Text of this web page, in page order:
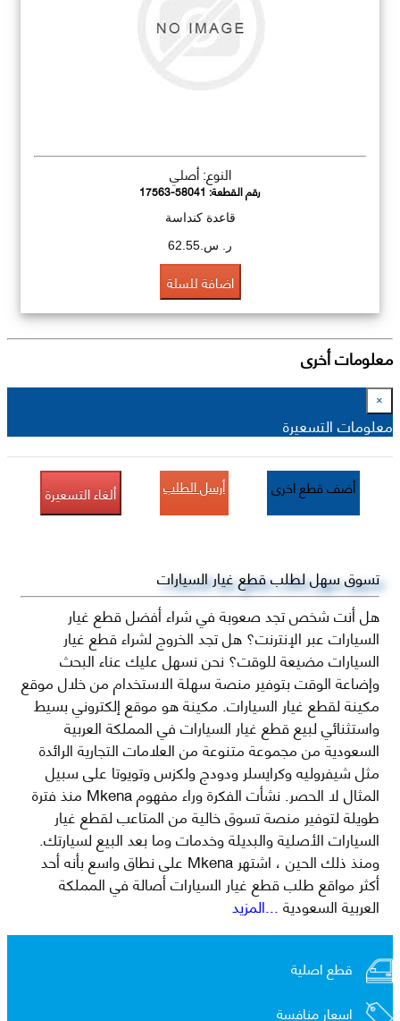
النوع: أصلي
رقم القطعة:17563-58041
قاعدة كنداسة
ر. س.62.55
اضافة للسلة
معلومات أخرى
×
معلومات التسعيرة
أضف قطع اخرى أرسل الطلب ألغاء التسعيرة
تسوق سهل لطلب قطع غيار السيارات
هل أنت شخص تجد صعوبة في شراء أفضل قطع غيار
السيارات عبر الإنترنت؟ هل تجد الخروج لشراء قطع غيار
السيارات مضيعة للوقت؟ نحن نسهل عليك عناء البحث
وإضاعة الوقت بتوفير منصة سهلة الاستخدام من خلال موقع
مكينة لقطع غيار السيارات. مكينة هو موقع إلكتروني بسيط
واستثنائي لبيع قطع غيار السيارات في المملكة العربية
السعودية من مجموعة متنوعة من العلامات التجارية الرائدة
مثل شيفروليه وكرايسلر ودودج ولكزس وتويوتا على سبيل
المثال لا الحصر. نشأت الفكرة وراء مفهوم Mkena منذ فترة
طويلة لتوفير منصة تسوق خالية من المتاعب لقطع غيار
السيارات الأصلية والبديلة وخدمات وما بعد البيع لسيارتك.
ومنذ ذلك الحين ، اشتهر Mkena على نطاق واسع بأنه أحد
أكثر مواقع طلب قطع غيار السيارات أصالة في المملكة
العربية السعودية...المزيد
قطع اصلية
اسعار منافسة